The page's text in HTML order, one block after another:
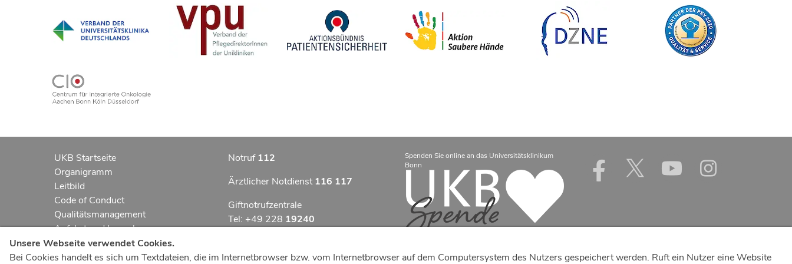
UKB Startseite
Organigramm
Leitbild
Code of Conduct
Qualitätsmanagement
Anfahrt und Lageplan
Erklärung zur Barrierefreiheit
Datenschutzerklärung
Notruf 112
Ärztlicher Notdienst 116 117
Giftnotrufzentrale
Tel: +49 228 19240
Spenden Sie online an das Universitätsklinikum
Bonn
Unsere Webseite verwendet Cookies.
Bei Cookies handelt es sich um Textdateien, die im Internetbrowser bzw. vom Internetbrowser auf dem Computersystem des Nutzers gespeichert werden. Ruft ein Nutzer eine Website